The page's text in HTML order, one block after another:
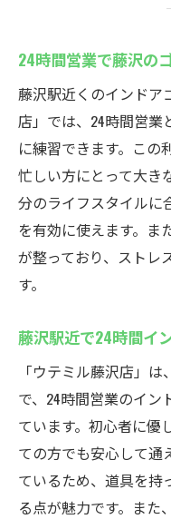
24時間営業で藤沢の
藤沢駅近くのインドア
店」では、24時間営業
に練習できます。この
忙しい方にとって大き
分のライフスタイルに
を有効に使えます。ま
が整っており、ストレ
す。
藤沢駅近で24時間イ
「ウテミル藤沢店」
で、24時間営業のイ
ています。初心者に優
ての方でも安心して通
ているため、道具を持
る点が魅力です。また